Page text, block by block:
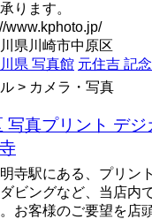
ります。
www.kphoto.jp/
県川崎市中原区
県 写真館 元住吉 記
> カメラ・写真
写真プリント デ
寺駅にある、プリン
ビングなど、当店内
お客様のご要望を店